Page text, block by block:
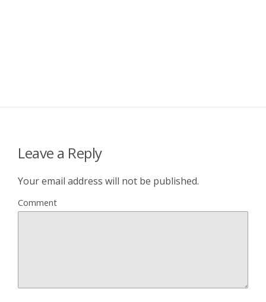
Leave a Reply
Your email address will not be published.
Comment